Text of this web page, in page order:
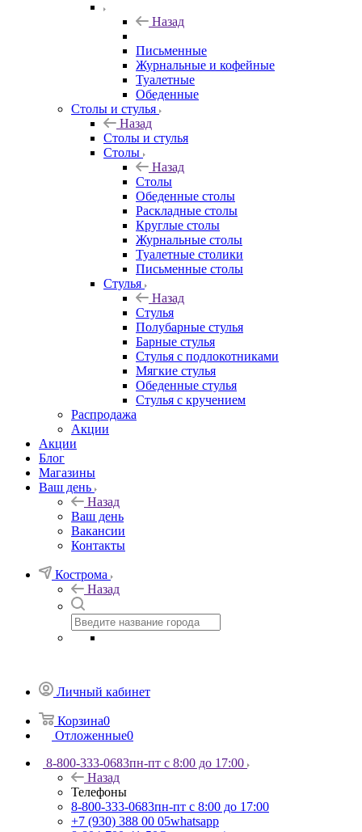
Назад
Письменные
Журнальные и кофейные
Туалетные
Обеденные
Столы и стулья
Назад
Столы и стулья
Столы
Назад
Столы
Обеденные столы
Раскладные столы
Круглые столы
Журнальные столы
Туалетные столики
Письменные столы
Стулья
Назад
Стулья
Полубарные стулья
Барные стулья
Стулья с подлокотниками
Мягкие стулья
Обеденные стулья
Стулья с кручением
Распродажа
Акции
Акции
Блог
Магазины
Ваш день
Назад
Ваш день
Вакансии
Контакты
Кострома
Назад
Личный кабинет
Корзина0
Отложенные0
8-800-333-0683пн-пт с 8:00 до 17:00
Назад
Телефоны
8-800-333-0683пн-пт с 8:00 до 17:00
+7 (930) 388 00 05whatsapp